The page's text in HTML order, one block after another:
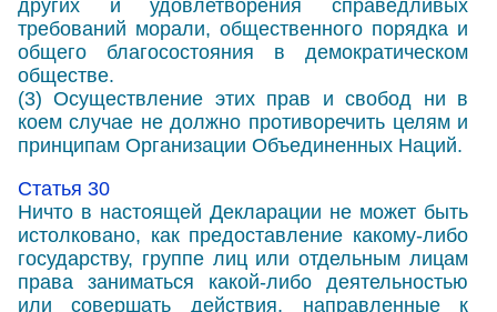
других и удовлетворения справедливых
требований морали, общественного порядка и
общего благосостояния в демократическом
обществе.
(3) Осуществление этих прав и свобод ни в
коем случае не должно противоречить целям и
принципам Организации Объединенных Наций.
Статья 30
Ничто в настоящей Декларации не может быть
истолковано, как предоставление какому-либо
государству, группе лиц или отдельным лицам
права заниматься какой-либо деятельностью
или совершать действия, направленные к